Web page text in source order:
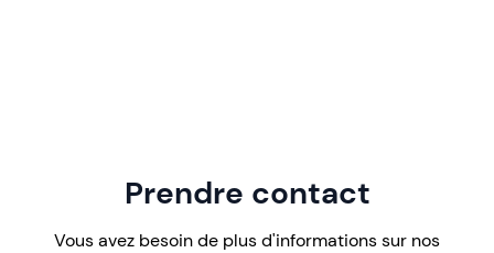
Prendre contact
Vous avez besoin de plus d'informations sur nos